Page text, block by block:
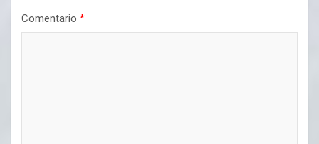
Comentario *